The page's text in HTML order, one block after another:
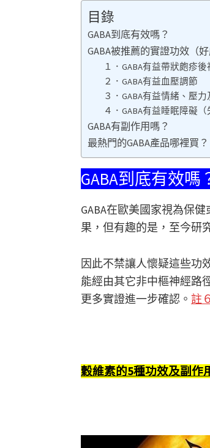
目錄
GABA到底有效嗎？
GABA被推薦的實證功效（
１．GABA有益帶狀皰疹
２．GABA有益血壓調節
３．GABA有益情緒、壓
４．GABA有益睡眠障礙（
GABA有副作用嗎？
最熱門的GABA產品哪裡買？
GABA到底有效嗎
GABA在歐美國家視為保
果，但有趣的是，至今研
因此不禁讓人懷疑這些功
能經由其它非中樞神經路
更多實證進一步確認。 註６
穀維素的5種功效及副作